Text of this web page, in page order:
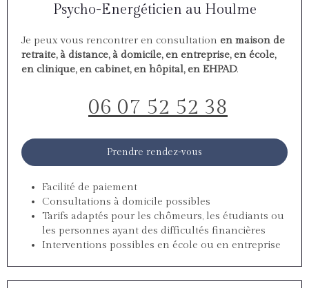
Psycho-Energéticien au Houlme
Je peux vous rencontrer en consultation en maison de
retraite, à distance, à domicile, en entreprise, en école,
en clinique, en cabinet, en hôpital, en EHPAD.
06 07 52 52 38
Prendre rendez-vous
Facilité de paiement
Consultations à domicile possibles
Tarifs adaptés pour les chômeurs, les étudiants ou
les personnes ayant des difficultés financières
Interventions possibles en école ou en entreprise